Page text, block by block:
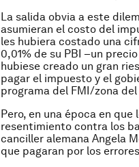
La salida obvia a este
asumieran el costo del
les hubiera costado una
0,01% de su PBI –un
hubiese creado un gran
pagar el impuesto y el
programa del FMI/zona
Pero, en una época en
resentimiento contra los
canciller alemana Angela
que pagaran por los